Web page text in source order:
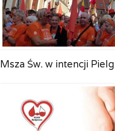
Msza Św. w intencji